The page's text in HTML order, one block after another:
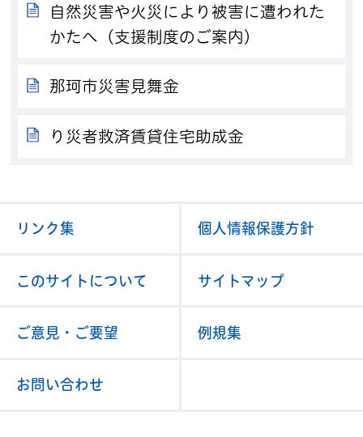
自然災害や火災により被害に遭われた
かたへ（支援制度のご案内）
那珂市災害見舞金
り災者救済賃貸住宅助成金
リンク集 個人情報保護方針
このサイトについて サイトマップ
ご意見・ご要望 例規集
お問い合わせ